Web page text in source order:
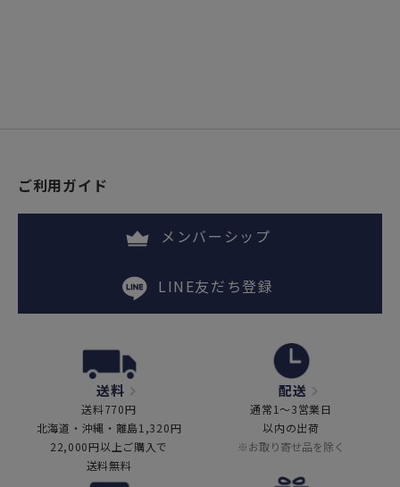
ご利用ガイド
メンバーシップ
LINE友だち登録
送料
送料770円
北海道・沖縄・離島1,320円
22,000円以上ご購入で
送料無料
配送
通常1～3営業日
以内の出荷
※お取り寄せ品を除く